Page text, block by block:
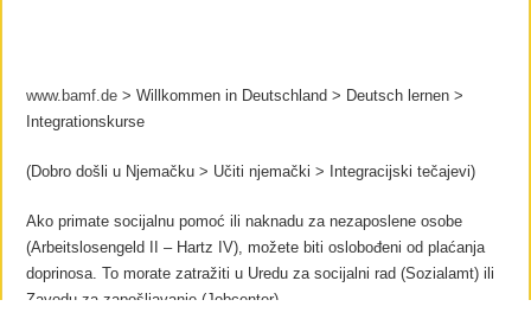
www.bamf.de > Willkommen in Deutschland > Deutsch lernen >
Integrationskurse
(Dobro došli u Njemačku > Učiti njemački > Integracijski tečajevi)
Ako primate socijalnu pomoć ili naknadu za nezaposlene osobe
(Arbeitslosengeld II – Hartz IV), možete biti oslobođeni od plaćanja
doprinosa. To morate zatražiti u Uredu za socijalni rad (Sozialamt) ili
Zavodu za zapošljavanje (Jobcenter).